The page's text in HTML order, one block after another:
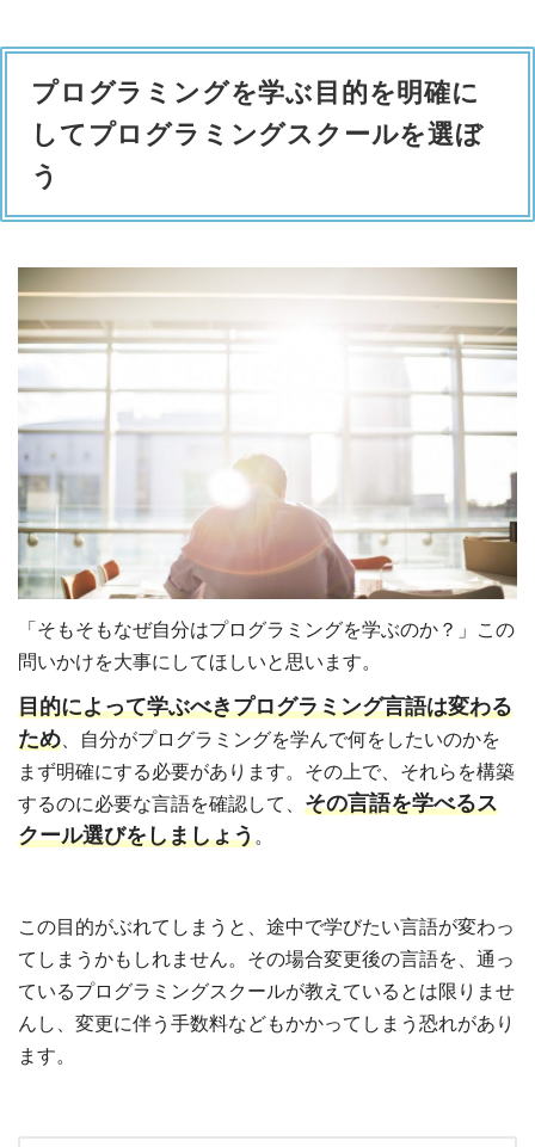
プログラミングを学ぶ目的を明確に
してプログラミングスクールを選ぼ
う
「そもそもなぜ自分はプログラミングを学ぶのか？」この
問いかけを大事にしてほしいと思います。
目的によって学ぶべきプログラミング言語は変わる
ため 、自分がプログラミングを学んで何をしたいのかを
まず明確にする必要があります。その上で、それらを構築
するのに必要な言語を確認して、 その言語を学べるス
クール選びをしましょう。
この目的がぶれてしまうと、途中で学びたい言語が変わっ
てしまうかもしれません。その場合変更後の言語を、通っ
ているプログラミングスクールが教えているとは限りませ
んし、変更に伴う手数料などもかかってしまう恐れがあり
ます。